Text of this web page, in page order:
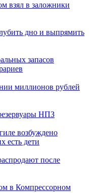
взял в заложники
дно и выпрямить
запасов
миллионов рублей
НПЗ
возбуждено
есть дети
после
в Компрессорном